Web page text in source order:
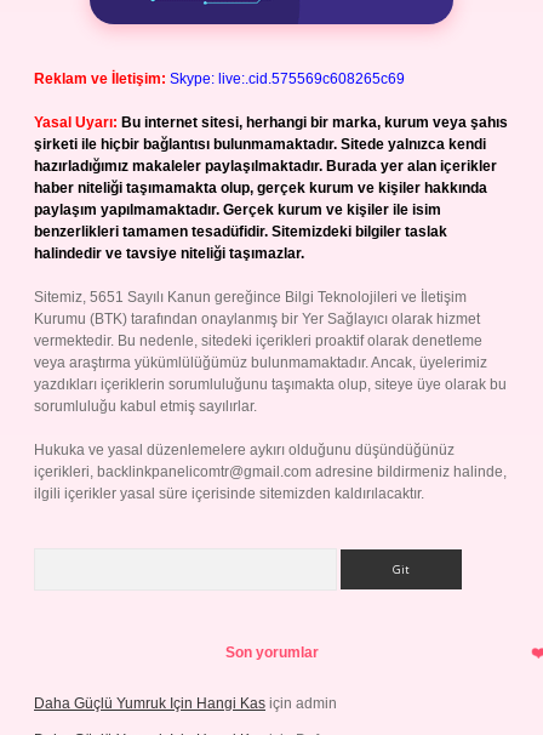
Reklam ve İletişim: Skype: live:.cid.575569c608265c69
Yasal Uyarı: Bu internet sitesi, herhangi bir marka, kurum veya şahıs
şirketi ile hiçbir bağlantısı bulunmamaktadır. Sitede yalnızca kendi
hazırladığımız makaleler paylaşılmaktadır. Burada yer alan içerikler
haber niteliği taşımamakta olup, gerçek kurum ve kişiler hakkında
paylaşım yapılmamaktadır. Gerçek kurum ve kişiler ile isim
benzerlikleri tamamen tesadüfidir. Sitemizdeki bilgiler taslak
halindedir ve tavsiye niteliği taşımazlar.
Sitemiz, 5651 Sayılı Kanun gereğince Bilgi Teknolojileri ve İletişim
Kurumu (BTK) tarafından onaylanmış bir Yer Sağlayıcı olarak hizmet
vermektedir. Bu nedenle, sitedeki içerikleri proaktif olarak denetleme
veya araştırma yükümlülüğümüz bulunmamaktadır. Ancak, üyelerimiz
yazdıkları içeriklerin sorumluluğunu taşımakta olup, siteye üye olarak bu
sorumluluğu kabul etmiş sayılırlar.
Hukuka ve yasal düzenlemelere aykırı olduğunu düşündüğünüz
içerikleri, backlinkpanelicomtr@gmail.com adresine bildirmeniz halinde,
ilgili içerikler yasal süre içerisinde sitemizden kaldırılacaktır.
Son yorumlar
Daha Güçlü Yumruk Için Hangi Kas için admin